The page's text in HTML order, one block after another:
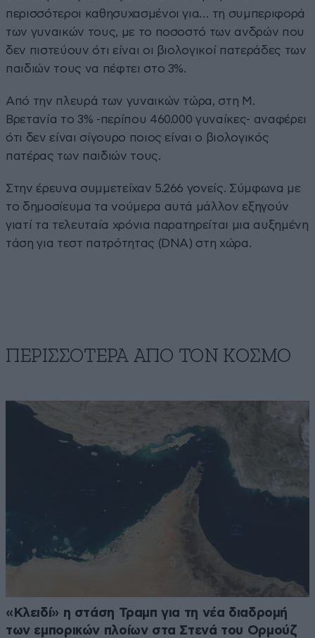
περισσότεροι καθησυχασμένοι για… τη συμπεριφορά
των γυναικών τους, με το ποσοστό των ανδρών που
δεν πιστεύουν ότι είναι οι βιολογικοί πατεράδες των
παιδιών τους να πέφτει στο 3%.
Από την πλευρά των γυναικών τώρα, στη Μ.
Βρετανία το 3% -περίπου 460.000 γυναίκες- αναφέρει
ότι δεν είναι σίγουρο ποιος είναι ο βιολογικός
πατέρας των παιδιών τους.
Στην έρευνα συμμετείχαν 5.266 γονείς. Σύμφωνα με
το δημοσίευμα τα νούμερα αυτά μάλλον εξηγούν
γιατί τα τελευταία χρόνια παρατηρείται μια αυξημένη
τάση για τεστ πατρότητας (DNA) στη χώρα.
ΠΕΡΙΣΣΟΤΕΡΑ ΑΠΟ ΤΟΝ ΚΟΣΜΟ
«Κλειδί» η στάση Τραμπ για τη νέα διαδρομή
των εμπορικών πλοίων στα Στενά του Ορμούζ